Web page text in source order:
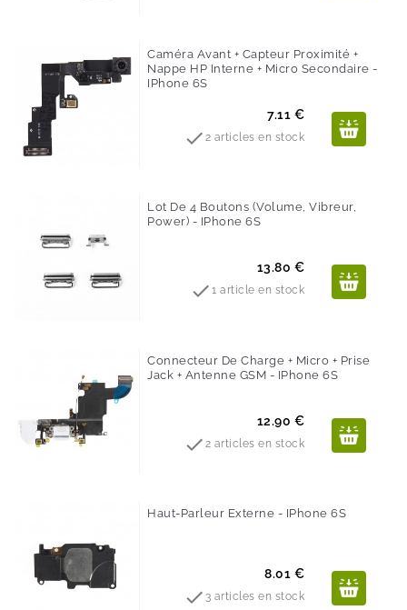
Caméra Avant + Capteur Proximité +
Nappe HP Interne + Micro Secondaire -
IPhone 6S
Prix
7.11 €
 2 articles en stock
Lot De 4 Boutons (Volume, Vibreur,
Power) - IPhone 6S
Prix
13.80 €
1 article en stock
Connecteur De Charge + Micro + Prise
Jack + Antenne GSM - IPhone 6S
Prix
12.90 €
 2 articles en stock
Haut-Parleur Externe - IPhone 6S
Prix
8.01 €
 3 articles en stock